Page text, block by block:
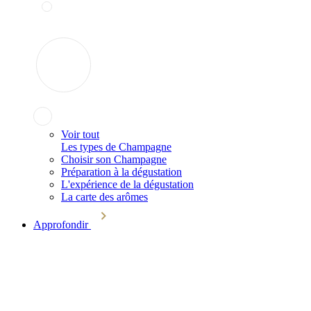
Voir tout
Les types de Champagne
Choisir son Champagne
Préparation à la dégustation
L'expérience de la dégustation
La carte des arômes
Approfondir